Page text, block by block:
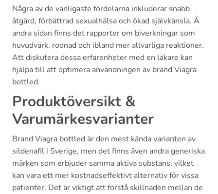
Några av de vanligaste fördelarna inkluderar snabb
åtgärd, förbättrad sexualhälsa och ökad självkänsla. Å
andra sidan finns det rapporter om biverkningar som
huvudvärk, rodnad och ibland mer allvarliga reaktioner.
Att diskutera dessa erfarenheter med en läkare kan
hjälpa till att optimera användningen av brand Viagra
bottled.
Produktöversikt &
Varumärkesvarianter
Brand Viagra bottled är den mest kända varianten av
sildenafil i Sverige, men det finns även andra generiska
märken som erbjuder samma aktiva substans, vilket
kan vara ett mer kostnadseffektivt alternativ för vissa
patienter. Det är viktigt att förstå skillnaden mellan de